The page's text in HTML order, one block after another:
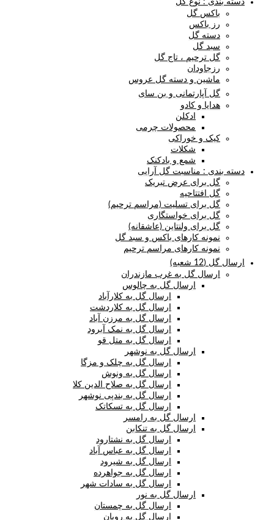
باکس گل
رز باکس
دسته گل
سبد گل
گل ترحیم ، تاج گل
رزجاودان
ماشین و دسته گل عروس
گل آپارتمانی و بن سای
هدایا و کادو
ادکلن
محصولات چرمی
کیک و خوراکی
شکلات
شمع و بادکنک
دسته بندی : مناسبت گل آرایی
گل برای عرض تبریک
گل افتتاحیه
گل برای تسلیت (مراسم ترحیم)
گل برای خواستگاری
گل برای ولنتاین (عاشقانه)
نمونه کارهای باکس و سبد گل
نمونه کارهای مراسم ترحیم
ارسال گل (12 شعبه)
ارسال گل به غرب مازندران
ارسال گل به چالوس
ارسال گل به کلارآباد
ارسال گل به کلاردشت
ارسال گل به مرزن آباد
ارسال گل به نمک آبرود
ارسال گل به متل قو
ارسال گل به نوشهر
ارسال گل به چلک و مزگا
ارسال گل به ونوش
ارسال گل به صلاح الدین کلا
ارسال گل به بندپی نوشهر
ارسال گل به تسکاتک
ارسال گل به رامسر
ارسال گل به تنکابن
ارسال گل به نشتارود
ارسال گل به عباس آباد
ارسال گل به شیرود
ارسال گل به جواهرده
ارسال گل به سادات شهر
ارسال گل به نور
ارسال گل به چمستان
ارسال گل به رویان